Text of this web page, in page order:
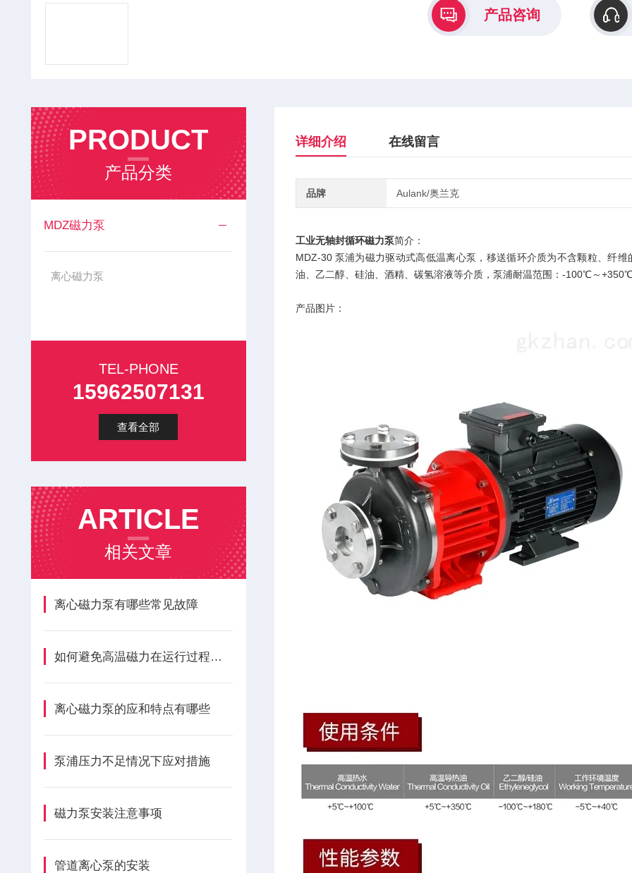
产品咨询
PRODUCT
产品分类
MDZ磁力泵
离心磁力泵
TEL-PHONE
15962507131
查看全部
ARTICLE
相关文章
离心磁力泵有哪些常见故障
如何避免高温磁力在运行过程上产生泵噪音
离心磁力泵的应和特点有哪些
泵浦压力不足情况下应对措施
磁力泵安装注意事项
管道离心泵的安装
详细介绍 在线留言
品牌 Aulank/奥兰克
工业无轴封循环磁力泵简介：
MDZ-30 泵浦为磁力驱动式高低温离心泵，移送循环介质为不含颗粒、纤
油、乙二醇、硅油、酒精、碳氢溶液等介质，泵浦耐温范围：-100℃～
产品图片：